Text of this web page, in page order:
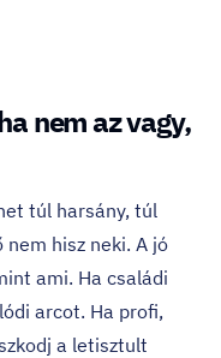
nem az vagy,
túl harsány, túl
nem hisz neki. A jó
ami. Ha családi
arcot. Ha profi,
a letisztult